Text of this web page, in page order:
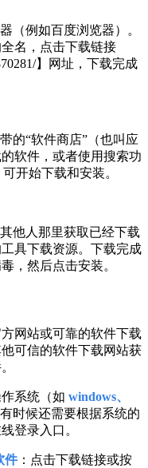
（例如百度浏览器）。
名，点击下载链接
】网址，下载完成
的“软件商店”（也叫应
软件，或者使用搜索功
开始下载和安装。
他人那里获取已经下载
具下载资源。下载完成
，然后点击安装。
网站或可靠的软件下载
可信的软件下载网站获
系统（如 windows、
时候还需要根据系统的
登录入口。
件：点击下载链接或按